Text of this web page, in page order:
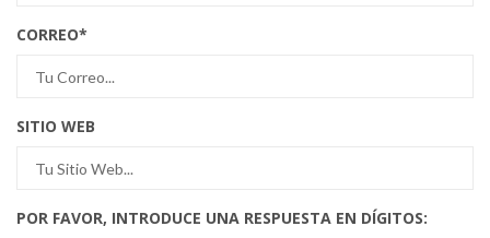
CORREO*
SITIO WEB
POR FAVOR, INTRODUCE UNA RESPUESTA EN DÍGITOS: